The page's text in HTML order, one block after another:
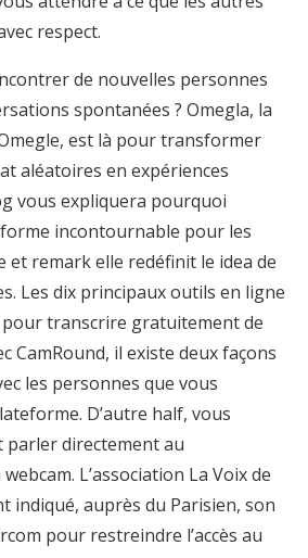
respect.
de nouvelles personnes
spontanées ? Omegla, la
est là pour transformer
aléatoires en expériences
vous expliquera pourquoi
incontournable pour les
et remark elle redéfinit le idea de
Les dix principaux outils en ligne
transcrire gratuitement de
CamRound, il existe deux façons
les personnes que vous
D’autre half, vous
parler directement au
L’association La Voix de
indiqué, auprès du Parisien, son
pour restreindre l’accès au